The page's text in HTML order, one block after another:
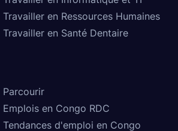
Travailler en Ressources Humaines
Travailler en Santé Dentaire
Parcourir
Emplois en Congo RDC
Tendances d'emploi en Congo